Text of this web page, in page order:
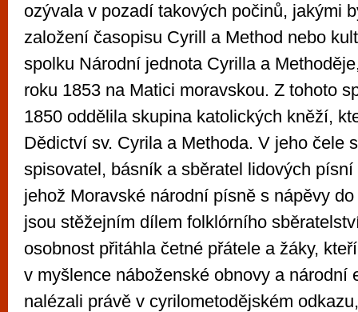
ozývala v pozadí takových počinů, jakými
založení časopisu Cyrill a Method nebo
spolku Národní jednota Cyrilla a
roku 1853 na Matici moravskou. Z tohoto
1850 oddělila skupina katolických kněží,
Dědictví sv. Cyrila a Methoda. V jeho čele
spisovatel, básník a sběratel lidových
jehož Moravské národní písně s nápěvy
jsou stěžejním dílem folklórního
osobnost přitáhla četné přátele a žáky,
v myšlence náboženské obnovy a národní
nalézali právě v cyrilometodějském